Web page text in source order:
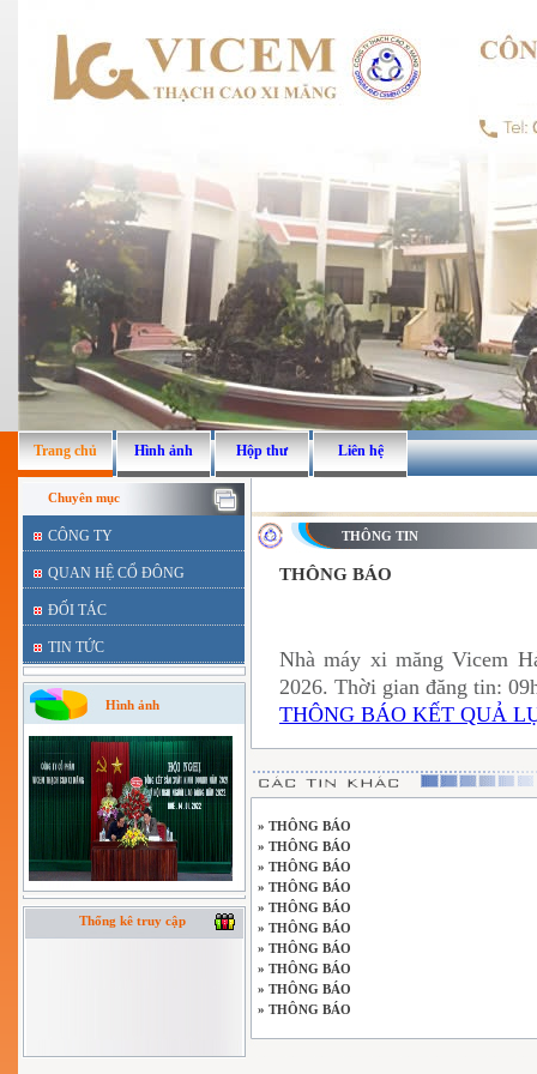
Trang chủ Hình ảnh Hộp thư Liên hệ
Chuyên mục
CÔNG TY
QUAN HỆ CỔ ĐÔNG
ĐỐI TÁC
TIN TỨC
Hình ảnh
Thống kê truy cập
THÔNG TIN
THÔNG BÁO
Nhà máy xi măng Vicem
2026. Thời gian đăng tin:
THÔNG BÁO KẾT QUẢ
» THÔNG BÁO
» THÔNG BÁO
» THÔNG BÁO
» THÔNG BÁO
» THÔNG BÁO
» THÔNG BÁO
» THÔNG BÁO
» THÔNG BÁO
» THÔNG BÁO
» THÔNG BÁO